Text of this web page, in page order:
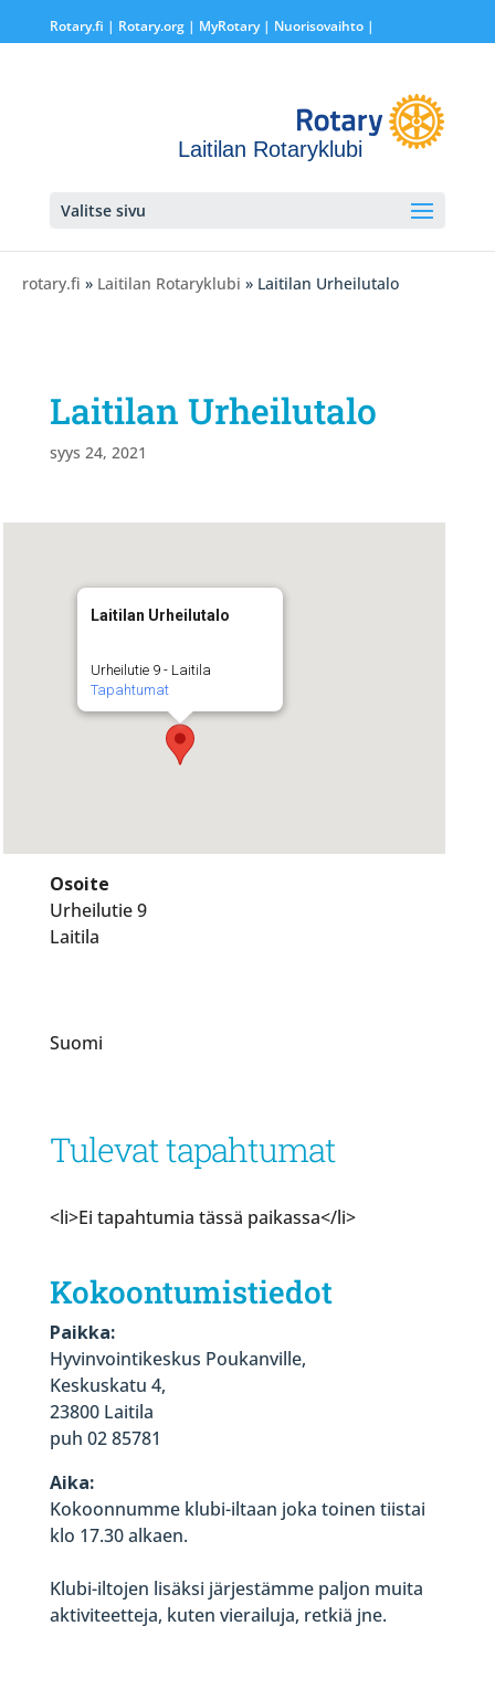
Rotary.fi | Rotary.org| MyRotary | Nuorisovaihto|
Laitilan Rotaryklubi
Valitse sivu
rotary.fi » Laitilan Rotaryklubi » Laitilan Urheilutalo
Laitilan Urheilutalo
syys 24, 2021
Laitilan Urheilutalo
Urheilutie 9 - Laitila
Tapahtumat
Osoite
Urheilutie 9
Laitila
Suomi
Tulevat tapahtumat
<li>Ei tapahtumia tässä paikassa</li>
Kokoontumistiedot
Paikka:
Hyvinvointikeskus Poukanville,
Keskuskatu 4,
23800 Laitila
puh 02 85781
Aika:
Kokoonnumme klubi-iltaan joka toinen tiistai
klo 17.30 alkaen.
Klubi-iltojen lisäksi järjestämme paljon muita
aktiviteetteja, kuten vierailuja, retkiä jne.